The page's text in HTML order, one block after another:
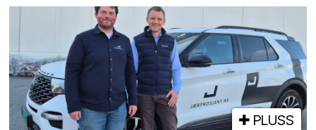
PLUSS